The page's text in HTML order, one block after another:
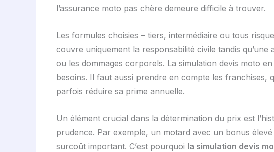
l’assurance moto pas chère demeure difficile à trouver.
Les formules choisies – tiers, intermédiaire ou tous
couvre uniquement la responsabilité civile tandis
ou les dommages corporels. La simulation devis moto
besoins. Il faut aussi prendre en compte les franchises,
parfois réduire sa prime annuelle.
Un élément crucial dans la détermination du prix est
prudence. Par exemple, un motard avec un bonus
surcoût important. C’est pourquoi la simulation devis